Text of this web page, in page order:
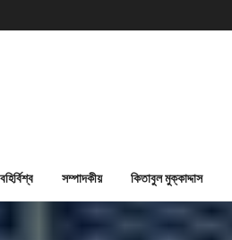
বহির্বিশ্ব সম্পাদকীয় কিতাবুল মুক্কাদ্দাস